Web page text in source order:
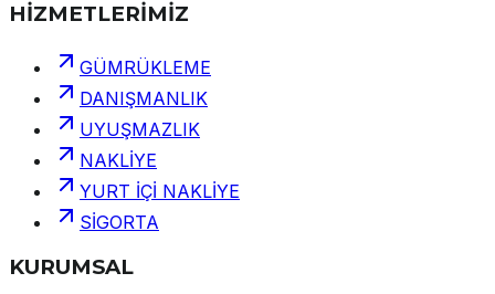
HİZMETLERİMİZ
GÜMRÜKLEME
DANIŞMANLIK
UYUŞMAZLIK
NAKLİYE
YURT İÇİ NAKLİYE
SİGORTA
KURUMSAL